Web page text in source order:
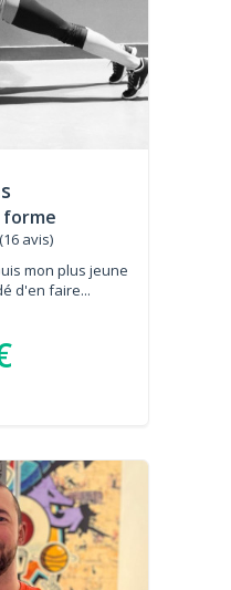
forme
(16 avis)
mon plus jeune
d'en faire...